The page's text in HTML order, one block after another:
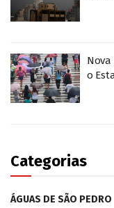
o
Categorias
ÁGUAS DE SÃO PEDRO